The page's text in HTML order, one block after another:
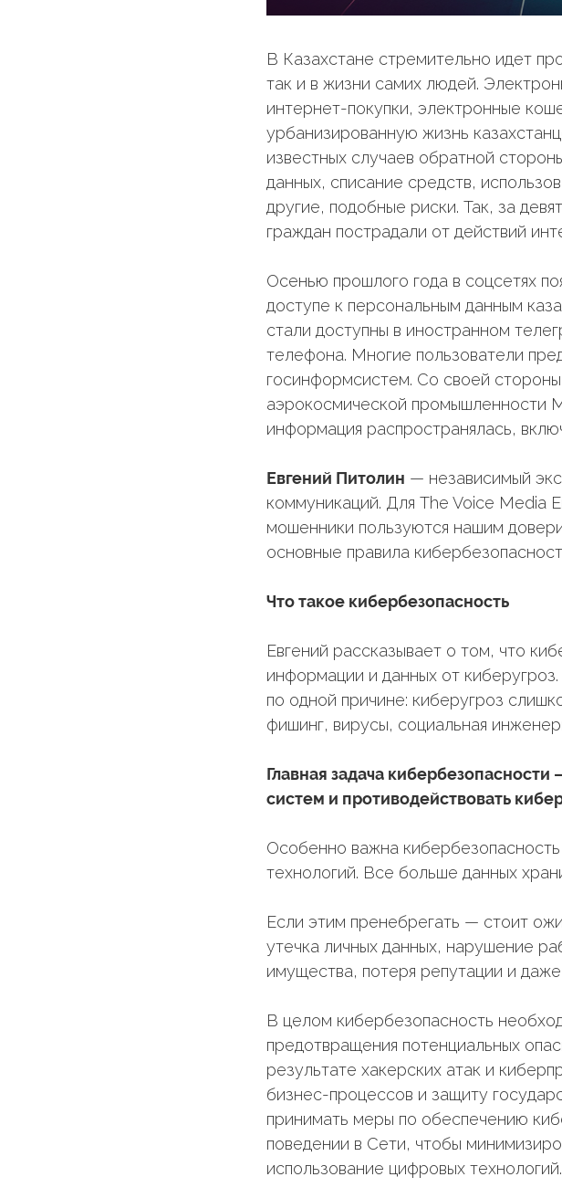
В Казахстане стремительно идет
так и в жизни самих людей.
интернет-покупки, электронные
урбанизированную жизнь
известных случаев обратной
данных, списание средств,
другие, подобные риски. Так, за
граждан пострадали от действий
Осенью прошлого года в соцсетях
доступе к персональным данным
стали доступны в иностранном
телефона. Многие пользователи
госинформсистем. Со своей
аэрокосмической промышленности
информация распространялась,
Евгений Питолин — независимый
коммуникаций. Для The Voice Media
мошенники пользуются нашим
основные правила
Что такое кибербезопасность
Евгений рассказывает о том, что
информации и данных от
по одной причине: киберугроз
фишинг, вирусы, социальная
Главная задача
систем и противодействовать
Особенно важна
технологий. Все больше данных
Если этим пренебрегать — стоит
утечка личных данных, нарушение
имущества, потеря репутации и
В целом кибербезопасность
предотвращения потенциальных
результате хакерских атак и
бизнес-процессов и защиту
принимать меры по обеспечению
поведении в Сети, чтобы
использование цифровых технологий.